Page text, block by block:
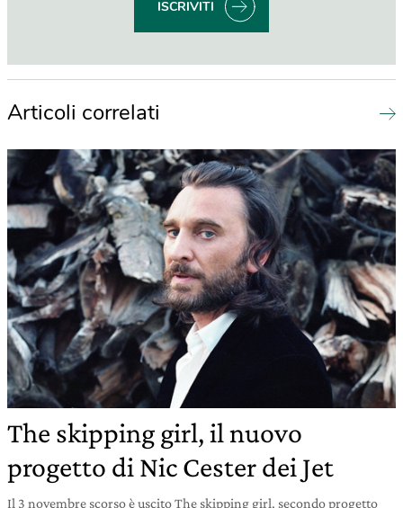
ISCRIVITI
Articoli correlati
The skipping girl, il nuovo
progetto di Nic Cester dei Jet
Il 3 novembre scorso è uscito The skipping girl, secondo progetto